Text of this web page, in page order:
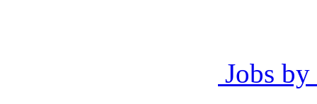
Jobs by